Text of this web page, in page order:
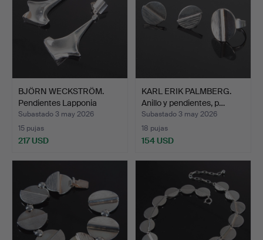
BJÖRN WECKSTRÖM.
Pendientes Lapponia
"Punk…
Subastado 3 may 2026
15 pujas
217 USD
KARL ERIK PALMBERG.
Anillo y pendientes, p…
Subastado 3 may 2026
18 pujas
154 USD